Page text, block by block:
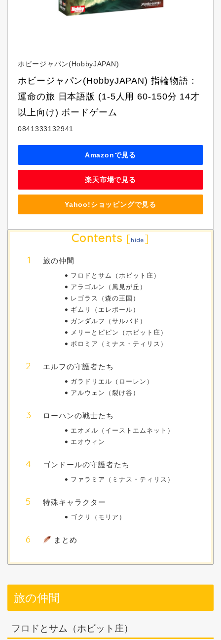
ホビージャパン(HobbyJAPAN)
ホビージャパン(HobbyJAPAN) 指輪物語：
運命の旅 日本語版 (1-5人用 60-150分 14才
以上向け) ボードゲーム
0841333132941
Amazonで見る
楽天市場で見る
Yahoo!ショッピングで見る
Contents [hide ]
旅の仲間
フロドとサム（ホビット庄）
アラゴルン（風見が丘）
レゴラス（森の王国）
ギムリ（エレボール）
ガンダルフ（サルバド）
メリーとピピン（ホビット庄）
ボロミア（ミナス・ティリス）
エルフの守護者たち
ガラドリエル（ローレン）
アルウェン（裂け谷）
ローハンの戦士たち
エオメル（イーストエムネット）
エオウィン
ゴンドールの守護者たち
ファラミア（ミナス・ティリス）
特殊キャラクター
ゴクリ（モリア）
まとめ
旅の仲間
フロドとサム（ホビット庄）